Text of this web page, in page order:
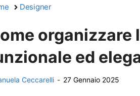
Designer
organizzare
ed
Ceccarelli - 27 Gennaio 2025